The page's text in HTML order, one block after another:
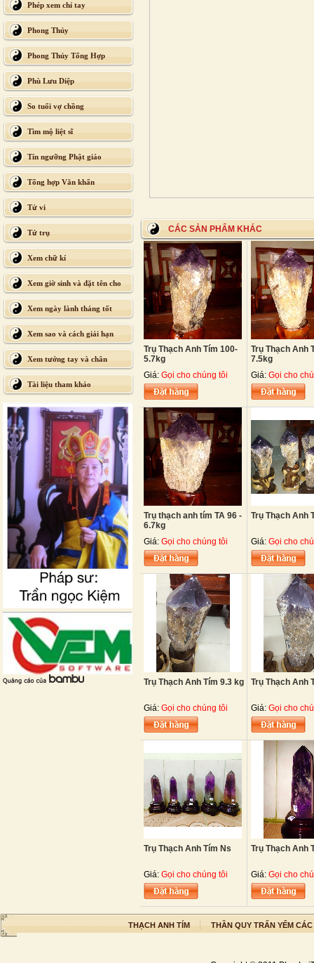
Phép xem chỉ tay
Phong Thủy
Phong Thủy Tổng Hợp
Phù Lưu Diệp
So tuổi vợ chồng
Tìm mộ liệt sĩ
Tín ngưỡng Phật giáo
Tổng hợp Văn khấn
Tử vi
Tứ trụ
Xem chữ kí
Xem giờ sinh và đặt tên cho
con
Xem ngày lành tháng tốt
Xem sao và cách giải hạn
Xem tướng tay và chân
Tài liệu tham khảo
CÁC SẢN PHẨM KHÁC
Trụ Thạch Anh Tím 100-
5.7kg
Giá: Gọi cho chúng tôi
Trụ Thạch Anh
7.5kg
Giá: Gọi cho
Trụ thạch anh tím TA 96 -
6.7kg
Giá: Gọi cho chúng tôi
Trụ Thạch Anh
Giá: Gọi cho
Trụ Thạch Anh Tím 9.3 kg
Giá: Gọi cho chúng tôi
Trụ Thạch Anh
Giá: Gọi cho
Trụ Thạch Anh Tím Ns
Giá: Gọi cho chúng tôi
Trụ Thạch Anh
Giá: Gọi cho
THẠCH ANH TÍM THẦN QUY TRẤN YỂM